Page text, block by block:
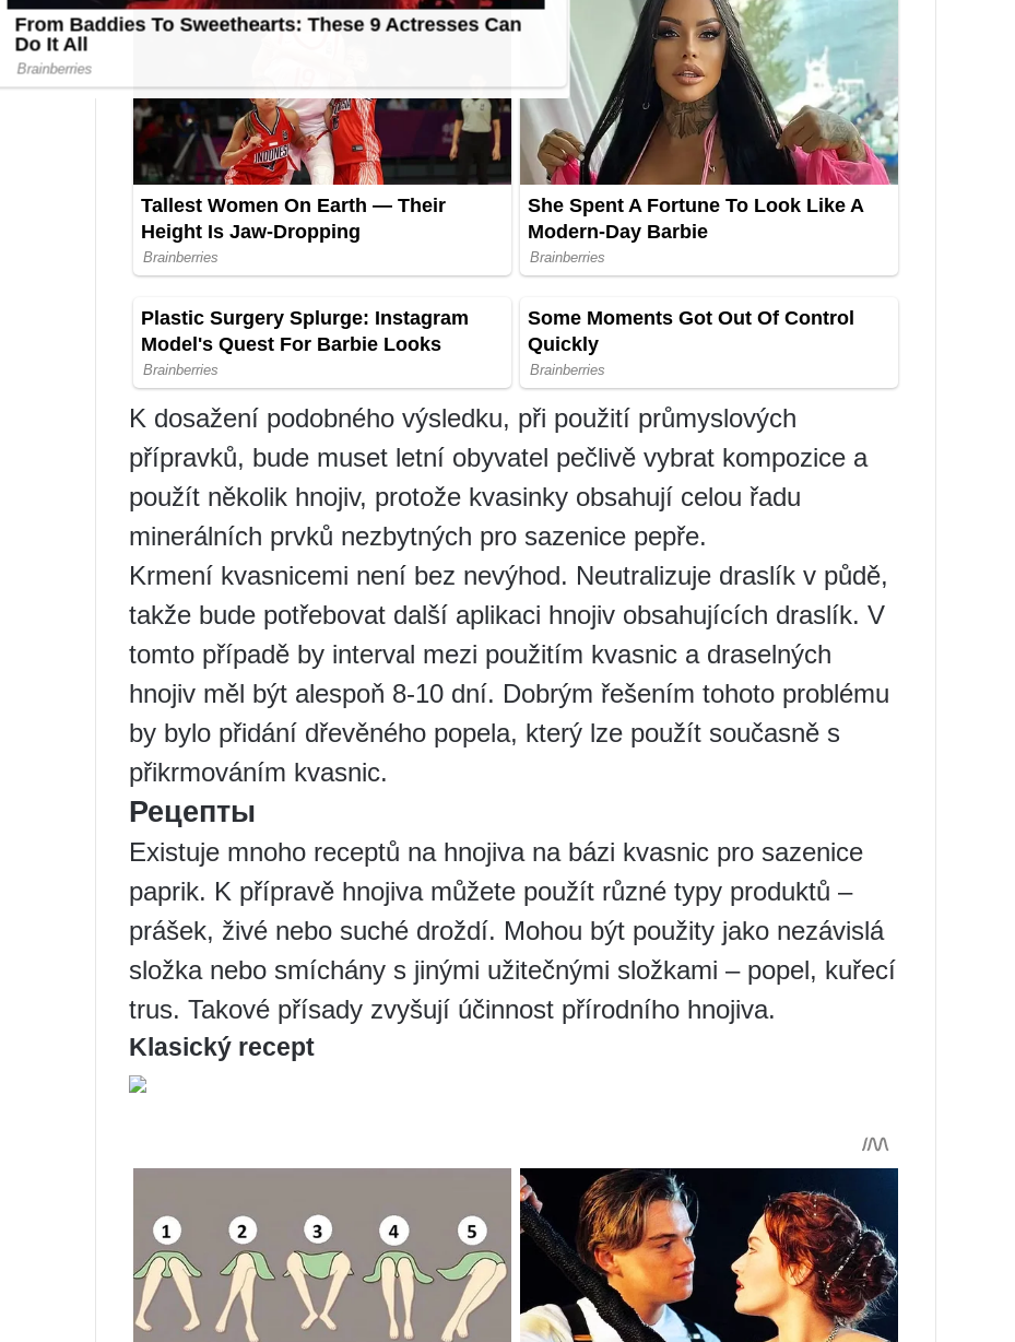
K dosažení podobného výsledku, při použití průmyslových
přípravků, bude muset letní obyvatel pečlivě vybrat kompozice a
použít několik hnojiv, protože kvasinky obsahují celou řadu
minerálních prvků nezbytných pro sazenice pepře.
Krmení kvasnicemi není bez nevýhod. Neutralizuje draslík v půdě,
takže bude potřebovat další aplikaci hnojiv obsahujících draslík. V
tomto případě by interval mezi použitím kvasnic a draselných
hnojiv měl být alespoň 8-10 dní. Dobrým řešením tohoto problému
by bylo přidání dřevěného popela, který lze použít současně s
přikrmováním kvasnic.
Рецепты
Existuje mnoho receptů na hnojiva na bázi kvasnic pro sazenice
paprik. K přípravě hnojiva můžete použít různé typy produktů –
prášek, živé nebo suché droždí. Mohou být použity jako nezávislá
složka nebo smíchány s jinými užitečnými složkami – popel, kuřecí
trus. Takové přísady zvyšují účinnost přírodního hnojiva.
Klasický recept